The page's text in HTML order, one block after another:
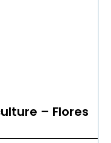
– Flores